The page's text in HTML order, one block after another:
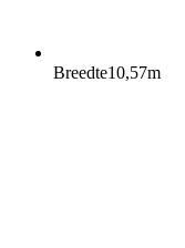
Breedte10,57m